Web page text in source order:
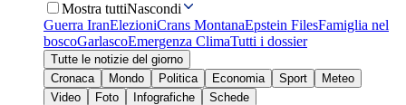
Mostra tuttiNascondi
Guerra IranElezioniCrans MontanaEpstein FilesFamiglia nel
boscoGarlascoEmergenza ClimaTutti i dossier
Tutte le notizie del giorno
Cronaca
Mondo Politica Economia Sport
Meteo
Video
Foto Infografiche
Schede